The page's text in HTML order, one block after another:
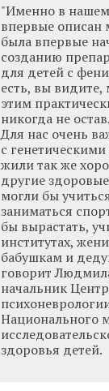
"Именно в
впервые описан
была впервые
созданию
для детей с
есть, вы
этим
никогда не
Для нас очень
с
жили так же
другие
могли бы
заниматься
бы вырастать,
институтах,
бабушкам и
говорит
начальник
Национального
здоровья детей.